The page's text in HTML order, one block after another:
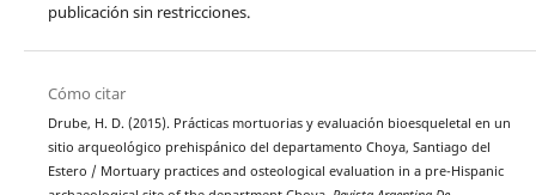
publicación sin restricciones.
Cómo citar
Drube, H. D. (2015). Prácticas mortuorias y evaluación bioesqueletal en un
sitio arqueológico prehispánico del departamento Choya, Santiago del
Estero / Mortuary practices and osteological evaluation in a pre-Hispanic